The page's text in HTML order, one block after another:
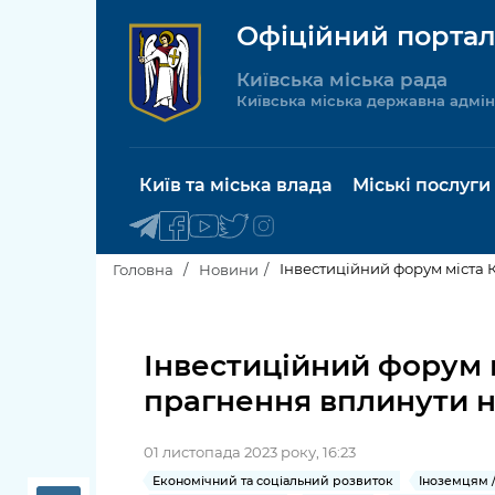
Офіційний
Київська міська рада
Київська міська державна
Київ та міська влада
Київська міська рада
Керівництво КМДА
Міські послуги
послуги
Пільги,
Паспорт,
Головна Новини Інвестиційний форум
Інвестиційний форум
прагнення вплинути
01 листопада 2023 року, 16:23
Економічний та соціальний розвиток Іноземцям